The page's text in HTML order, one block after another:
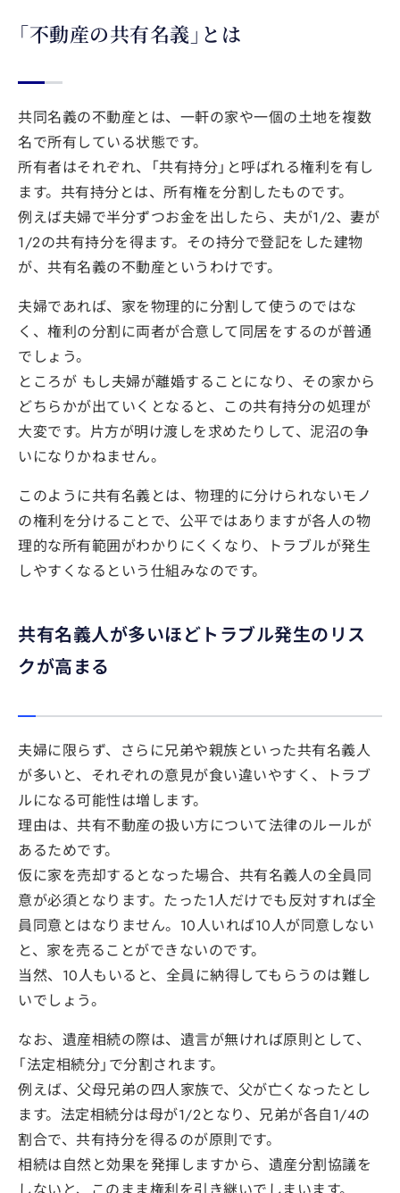
「不動産の共有名義」とは
共同名義の不動産とは、一軒の家や一個の土地を複数
名で所有している状態です。
所有者はそれぞれ、「共有持分」と呼ばれる権利を有し
ます。共有持分とは、所有権を分割したものです。
例えば夫婦で半分ずつお金を出したら、夫が1/2、妻が
1/2の共有持分を得ます。その持分で登記をした建物
が、共有名義の不動産というわけです。
夫婦であれば、家を物理的に分割して使うのではな
く、権利の分割に両者が合意して同居をするのが普通
でしょう。
ところが もし夫婦が離婚することになり、その家から
どちらかが出ていくとなると、この共有持分の処理が
大変です。片方が明け渡しを求めたりして、泥沼の争
いになりかねません。
このように共有名義とは、物理的に分けられないモノ
の権利を分けることで、公平ではありますが各人の物
理的な所有範囲がわかりにくくなり、トラブルが発生
しやすくなるという仕組みなのです。
共有名義人が多いほどトラブル発生のリス
クが高まる
夫婦に限らず、さらに兄弟や親族といった共有名義人
が多いと、それぞれの意見が食い違いやすく、トラブ
ルになる可能性は増します。
理由は、共有不動産の扱い方について法律のルールが
あるためです。
仮に家を売却するとなった場合、共有名義人の全員同
意が必須となります。たった1人だけでも反対すれば全
員同意とはなりません。10人いれば10人が同意しない
と、家を売ることができないのです。
当然、10人もいると、全員に納得してもらうのは難し
いでしょう。
なお、遺産相続の際は、遺言が無ければ原則として、
「法定相続分」で分割されます。
例えば、父母兄弟の四人家族で、父が亡くなったとし
ます。法定相続分は母が1/2となり、兄弟が各自1/4の
割合で、共有持分を得るのが原則です。
相続は自然と効果を発揮しますから、遺産分割協議を